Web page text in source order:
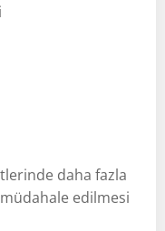
daha fazla
edilmesi